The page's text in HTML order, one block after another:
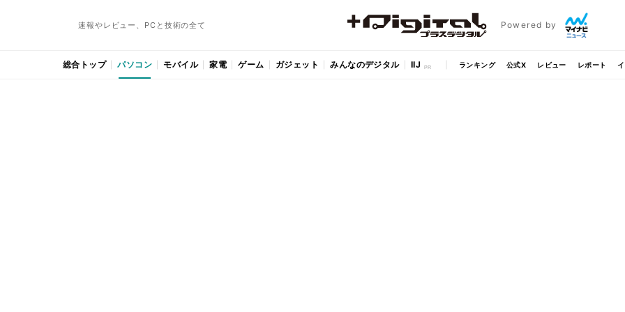
速報やレビュー、PCと技術の全て Powered by
総合トップ パソコン モバイル 家電 ゲーム ガジェット みんなのデジタル IIJ ランキング 公式X レビュー レポート